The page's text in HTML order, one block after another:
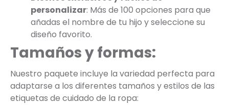
personalizar: Más de 100 opciones para que
añadas el nombre de tu hijo y seleccione su
diseño favorito.
Tamaños y formas:
Nuestro paquete incluye la variedad perfecta para
adaptarse a los diferentes tamaños y estilos de las
etiquetas de cuidado de la ropa: